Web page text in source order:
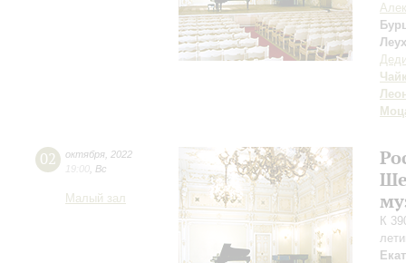
02 октября 2022
19:00 Вс
Малый зал
К